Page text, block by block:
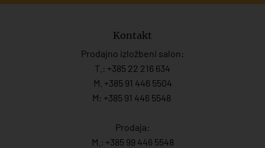
Kontakt
Prodajno izložbeni salon:
T.: +385 22 216 634
M. +385 91 446 5504
M: +385 91 446 5548
Prodaja:
M.: +385 99 446 5548